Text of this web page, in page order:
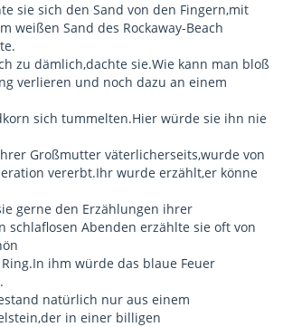
sie sich den Sand von den Fingern,mit
weißen Sand des Rockaway-Beach
zu dämlich,dachte sie.Wie kann man bloß
verlieren und noch dazu an einem
sich tummelten.Hier würde sie ihn nie
Großmutter väterlicherseits,wurde von
vererbt.Ihr wurde erzählt,er könne
gerne den Erzählungen ihrer
schlaflosen Abenden erzählte sie oft von
ihm würde das blaue Feuer
natürlich nur aus einem
in einer billigen